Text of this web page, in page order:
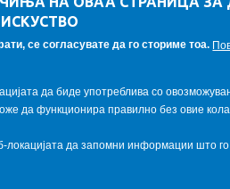
Универзитети
Институции
се согласувате да го сториме тоа.
да биде употреблива со
да функционира правилно без овие
да запомни информации што